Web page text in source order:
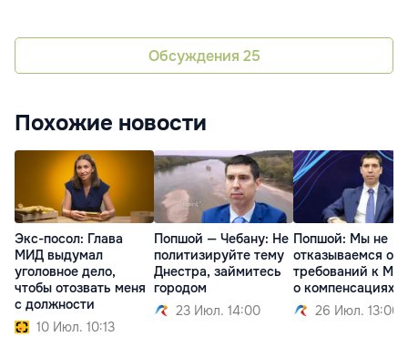
Обсуждения 25
Похожие новости
Экс-посол: Глава
МИД выдумал
уголовное дело,
чтобы отозвать меня
с должности
10 Июл. 10:13
Попшой — Чебану: Не
политизируйте тему
Днестра, займитесь
городом
23 Июл. 14:00
Попшой: Мы не
отказываемся от
требований к
о компенсациях
26 Июл. 13:00